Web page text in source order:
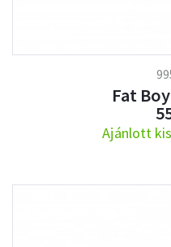
Fat
Ajánlott